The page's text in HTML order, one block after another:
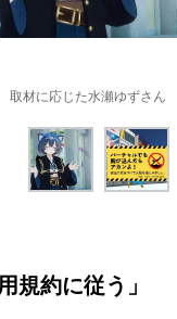
取材に応じた水瀬ゆずさん
規約に従う」